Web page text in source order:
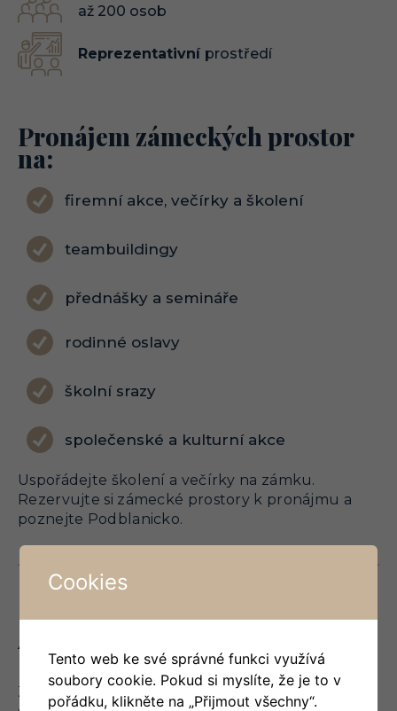
až 200 osob
Reprezentativní prostředí
Pronájem zámeckých prostor
na:
firemní akce, večírky a školení
teambuildingy
přednášky a semináře
rodinné oslavy
školní srazy
společenské a kulturní akce
Uspořádejte školení a večírky na zámku.
Rezervujte si zámecké prostory k pronájmu a
poznejte Podblanicko.
Atraktivní zázemí
Zámek Libouň nabízí k pronájmu prostorné
Cookies
Tento web ke své správné funkci využívá
soubory cookie. Pokud si myslíte, že je to v
pořádku, klikněte na „Přijmout všechny“.